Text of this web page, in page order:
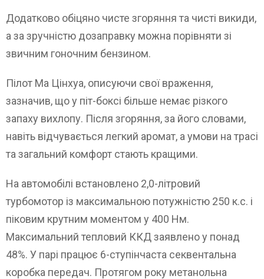
Додатково обіцяно чисте згоряння та чисті викиди,
а за зручністю дозаправку можна порівняти зі
звичним гоночним бензином.
Пілот Ма Цінхуа, описуючи свої враження,
зазначив, що у піт-боксі більше немає різкого
запаху вихлопу. Після згоряння, за його словами,
навіть відчувається легкий аромат, а умови на трасі
та загальний комфорт стають кращими.
На автомобілі встановлено 2,0-літровий
турбомотор із максимальною потужністю 250 к.с. і
піковим крутним моментом у 400 Нм.
Максимальний тепловий ККД заявлено у понад
48%. У парі працює 6-ступінчаста секвентальна
коробка передач. Протягом року метанольна